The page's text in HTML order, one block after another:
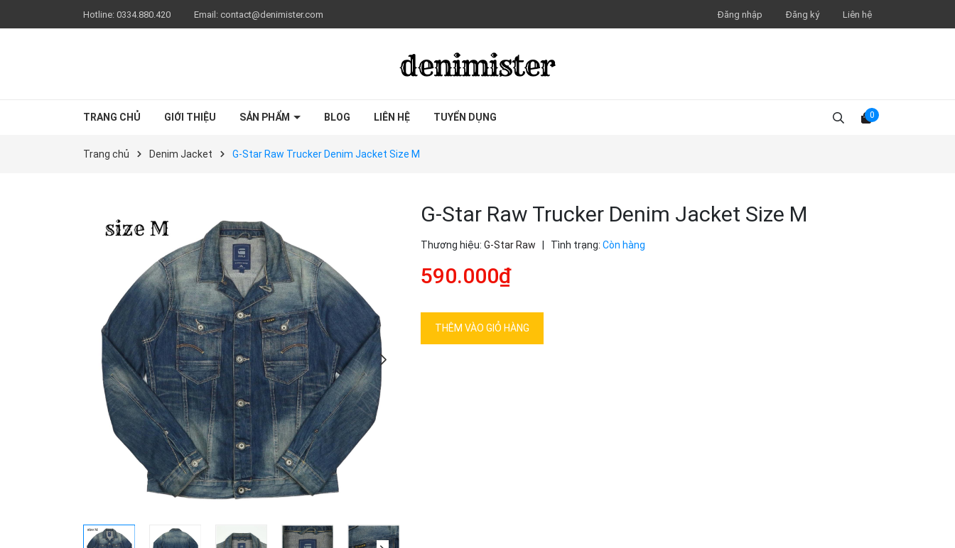
Hotline: 0334.880.420 Email: contact@denimister.com Đăng nhập Đăng ký Liên hệ
TRANG CHỦ GIỚI THIỆU SẢN PHẨM BLOG LIÊN HỆ TUYỂN DỤNG 0
Trang chủ Denim Jacket G-Star Raw Trucker Denim Jacket Size M
G-Star Raw Trucker Denim Jacket Size M
Thương hiệu: G-Star Raw Tình trạng: Còn hàng
590.000₫
THÊM VÀO GIỎ HÀNG